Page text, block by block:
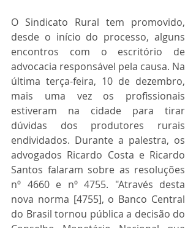
O Sindicato Rural tem promovido,
desde o início do processo, alguns
encontros com o escritório de
advocacia responsável pela causa. Na
última terça-feira, 10 de dezembro,
mais uma vez os profissionais
estiveram na cidade para tirar
dúvidas dos produtores rurais
endividados. Durante a palestra, os
advogados Ricardo Costa e Ricardo
Santos falaram sobre as resoluções
nº 4660 e nº 4755. "Através desta
nova norma [4755], o Banco Central
do Brasil tornou pública a decisão do